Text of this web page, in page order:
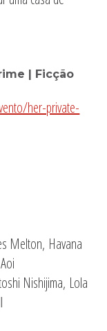
| Ficção
her-private-
Melton, Havana
Nishijima, Lola